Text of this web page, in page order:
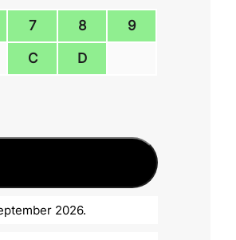
7 8 9
C D
2026.